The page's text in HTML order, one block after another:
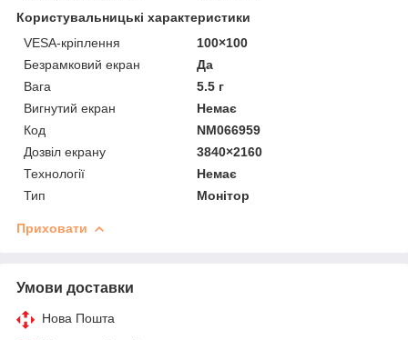
Користувальницькі характеристики
VESA-кріплення
100×100
Безрамковий екран
Да
Вага
5.5 г
Вигнутий екран
Немає
Код
NM066959
Дозвіл екрану
3840×2160
Технології
Немає
Тип
Монітор
Приховати
Умови доставки
Нова Пошта